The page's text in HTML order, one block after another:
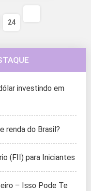
24
investindo em
renda do Brasil?
(FII) para Iniciantes
– Isso Pode Te